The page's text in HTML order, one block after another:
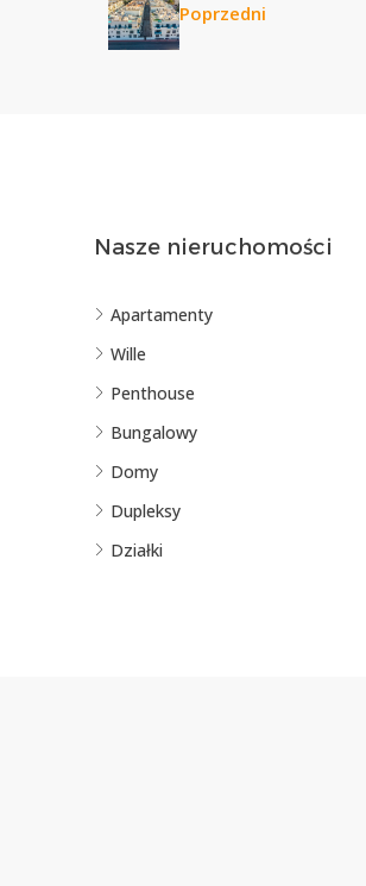
Poprzedni
Nasze nieruchomości
Apartamenty
Wille
Penthouse
Bungalowy
Domy
Dupleksy
Działki